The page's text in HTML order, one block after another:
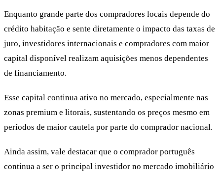
Enquanto grande parte dos compradores locais depende do
crédito habitação e sente diretamente o impacto das taxas de
juro, investidores internacionais e compradores com maior
capital disponível realizam aquisições menos dependentes
de financiamento.
Esse capital continua ativo no mercado, especialmente nas
zonas premium e litorais, sustentando os preços mesmo em
períodos de maior cautela por parte do comprador nacional.
Ainda assim, vale destacar que o comprador português
continua a ser o principal investidor no mercado imobiliário